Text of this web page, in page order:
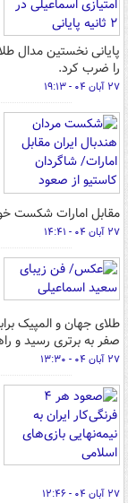
پایانی نخستین مدال
را ضرب کرد.
۲۷ آبان ۰۴ - ۱۹:۱۳
مقابل امارات شکست
۲۷ آبان ۰۴ - ۱۴:۴۱
صفر به برتری رسید و
۲۷ آبان ۰۴ - ۱۳:۳۰
۲۷ آبان ۰۴ - ۱۲:۴۶